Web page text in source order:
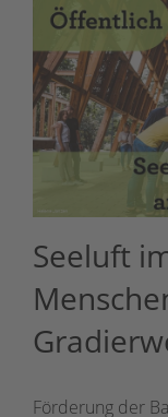
Seeluft
Förderung der